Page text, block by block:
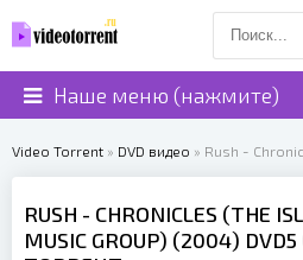
Наше меню (нажмите)
Video Torrent » DVD видео » Rush - Chronicles
RUSH - CHRONICLES (THE
MUSIC GROUP) (2004)